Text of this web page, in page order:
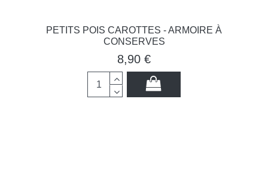
PETITS POIS CAROTTES - ARMOIRE À
CONSERVES
8,90 €